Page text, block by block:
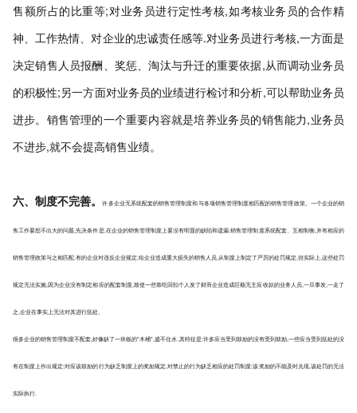
售额所占的比重等;对业务员进行定性考核,如考核业务员的合作精
神、工作热情、对企业的忠诚责任感等.对业务员进行考核,一方面是
决定销售人员报酬、奖惩、淘汰与升迁的重要依据,从而调动业务员
的积极性;另一方面对业务员的业绩进行检讨和分析,可以帮助业务员
进步。销售管理的一个重要内容就是培养业务员的销售能力,业务员
不进步,就不会提高销售业绩。
六、制度不完善。许多企业无系统配套的销售管理制度和与各项销售管理制度相匹配的销售管理政策。 一个企业的销
售工作要想不出大的问题,先决条件是,在企业的销售管理制度上要没有明显的缺陷和遗漏,销售管理制度系统配套、互相制衡,并有相应的
销售管理政策与之相匹配.有的企业对违反企业规定,给企业造成重大损失的销售人员,从制度上制定了严厉的处罚规定,但实际上,这些处罚
规定无法实施,因为企业没有制定相应的配套制度,致使一些靠吃回扣个人发了财而企业造成巨额无主应收款的业务人员,一旦事发,一走了
之,企业在事实上无法对其进行惩处。
很多企业的销售管理制度不配套,好像缺了一块板的"木桶",盛不住水,其特征是:许多应当受到鼓励的没有受到鼓励,一些应当受到惩处的没
有在制度上作出规定;对应该鼓励的行为缺乏制度上的奖励规定,对禁止的行为缺乏相应的处罚制度;该奖励的不能及时兑现,该处罚的无法
实际执行.